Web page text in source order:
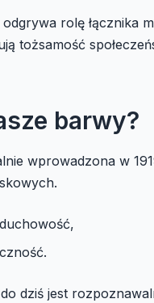
rolę łącznika
tożsamość
barwy?
wprowadzona w
dziś jest